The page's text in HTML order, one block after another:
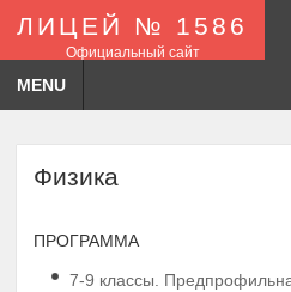
ЛИЦЕЙ № 1586
Официальный сайт
MENU
Физика
ПРОГРАММА
7-9 классы.